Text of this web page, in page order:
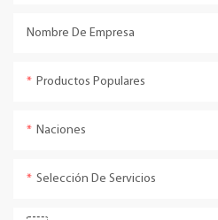
Nombre De Empresa
Productos Populares
Naciones
Selección De Servicios